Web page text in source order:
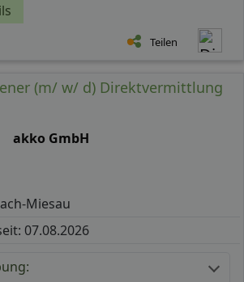
Teilen
(m/ w/ d) Direktvermittlung
akko GmbH
Miesau
07.08.2026